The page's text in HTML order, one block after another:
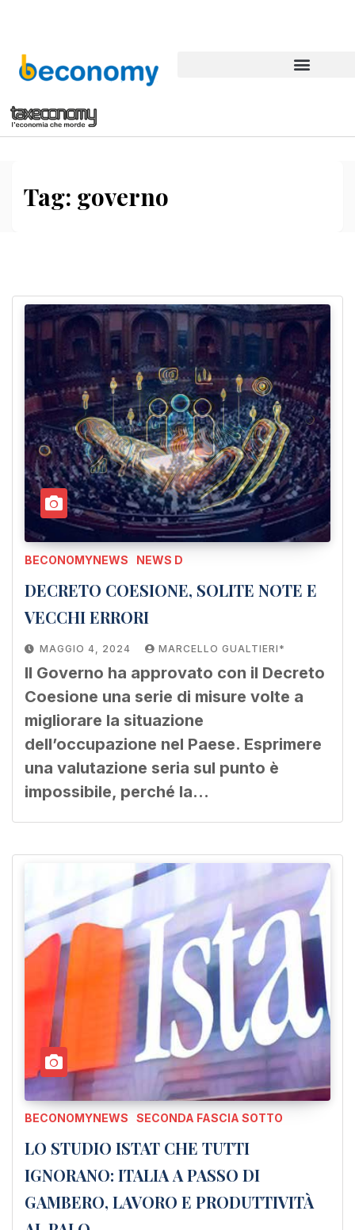
Tag: governo
BECONOMYNEWS NEWS D
DECRETO COESIONE, SOLITE NOTE E
VECCHI ERRORI
MAGGIO 4, 2024 MARCELLO GUALTIERI*
Il Governo ha approvato con il Decreto
Coesione una serie di misure volte a
migliorare la situazione
dell’occupazione nel Paese. Esprimere
una valutazione seria sul punto è
impossibile, perché la…
BECONOMYNEWS SECONDA FASCIA SOTTO
LO STUDIO ISTAT CHE TUTTI
IGNORANO: ITALIA A PASSO DI
GAMBERO, LAVORO E PRODUTTIVITÀ